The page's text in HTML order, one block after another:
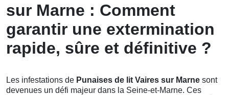
sur Marne : Comment
garantir une extermination
rapide, sûre et définitive ?
Les infestations de Punaises de lit Vaires sur Marne sont
devenues un défi majeur dans la Seine-et-Marne. Ces